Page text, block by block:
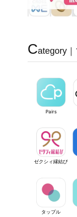
Category
Pairs
ゼクシィ縁結び
タップル